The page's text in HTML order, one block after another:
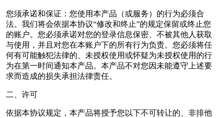
您须承诺和保证：您使用本产品（或服务）的行为必须合
法。我们将会依据本协议“修改和终止”的规定保留或终止您
的账户。您必须承诺对您的登录信息保密、不被其他人获取
与使用，并且对您在本账户下的所有行为负责。您必须将任
何有可能触犯法律的、未授权使用或怀疑为未授权使用的行
为在第一时间通知本产品。本产品不对您因未能遵守上述要
求而造成的损失承担法律责任。
二、许可
依据本协议规定，本产品将授予您以下不可转让的、非排他